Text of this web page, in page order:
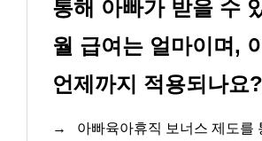
통해 아빠가 받을 수
월 급여는 얼마이며,
언제까지 적용되나요?
→
아빠육아휴직 보너스 제도를